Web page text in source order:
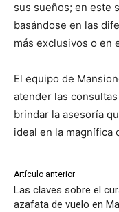
sus sueños; en este
basándose en las
más exclusivos o en
El equipo de
atender las
brindar la asesoría
ideal en la magnífica
Artículo anterior
Las claves sobre el
azafata de vuelo en